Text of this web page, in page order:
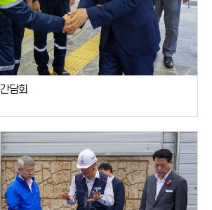
담회